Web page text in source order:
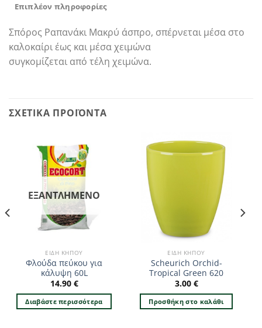
Επιπλέον πληροφορίες
Σπόρος Ραπανάκι Μακρύ άσπρο, σπέρνεται μέσα στο
καλοκαίρι έως και μέσα χειμώνα
συγκομίζεται από τέλη χειμώνα.
ΣΧΕΤΙΚΆ ΠΡΟΪΌΝΤΑ
ΕΞΑΝΤΛΗΜΈΝΟ
ΕΊΔΗ ΚΉΠΟΥ
Φλούδα πεύκου για
κάλυψη 60L
14.90 €
Διαβάστε περισσότερα
ΕΊΔΗ ΚΉΠΟΥ
Scheurich Orchid-
Tropical Green 620
3.00 €
Προσθήκη στο καλάθι